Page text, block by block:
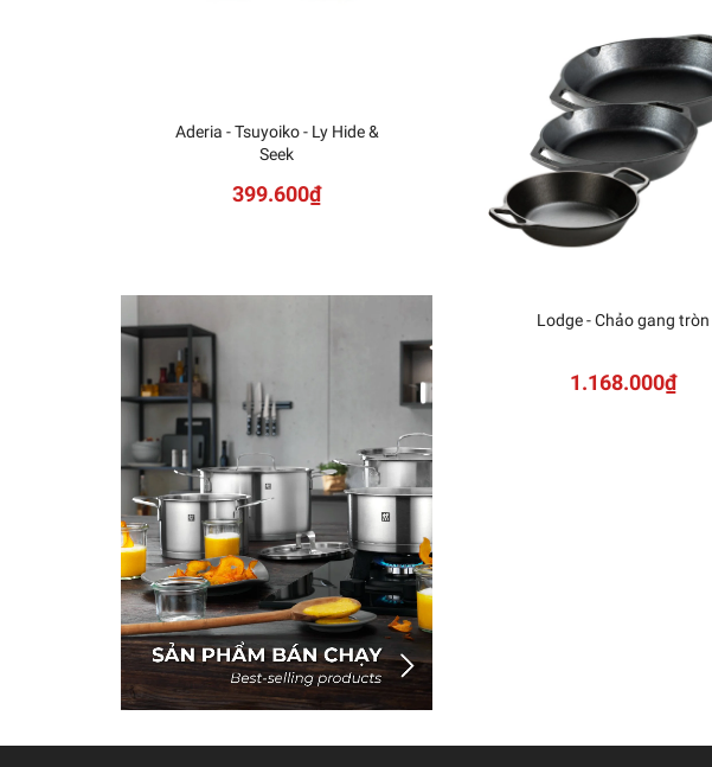
Lodge - Chảo gang tròn
1.168.000₫
Aderia - Tsuyoiko - Ly Hide &
Seek
399.600₫